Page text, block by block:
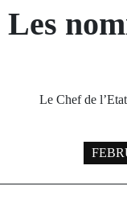
Les
Le Chef de